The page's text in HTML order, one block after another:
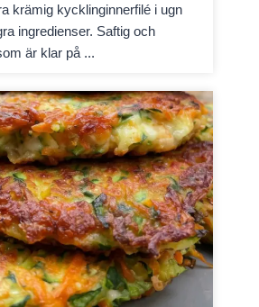
krämig kycklinginnerfilé i ugn
ingredienser. Saftig och
är klar på ...